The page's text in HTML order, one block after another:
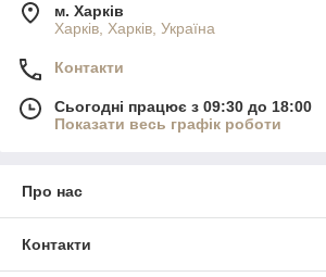
м. Харків
Харків, Харків, Україна
Контакти
Сьогодні працює з 09:30 до 18:00
Показати весь графік роботи
Про нас
Контакти